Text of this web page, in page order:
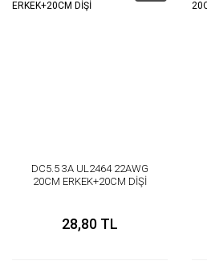
DC5.5 3A UL2464 22AWG
20CM ERKEK+20CM DİŞİ
28,80 TL